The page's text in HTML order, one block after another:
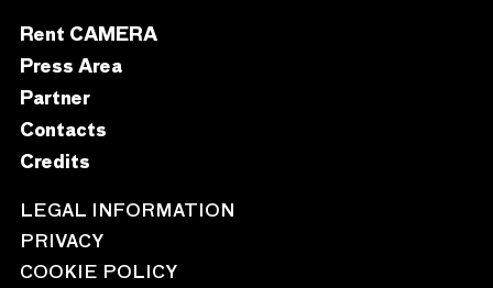
Rent CAMERA
Press Area
Partner
Contacts
Credits
LEGAL INFORMATION
PRIVACY
COOKIE POLICY